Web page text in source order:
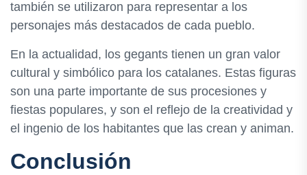
también se utilizaron para representar a los
personajes más destacados de cada pueblo.
En la actualidad, los gegants tienen un gran valor
cultural y simbólico para los catalanes. Estas figuras
son una parte importante de sus procesiones y
fiestas populares, y son el reflejo de la creatividad y
el ingenio de los habitantes que las crean y animan.
Conclusión